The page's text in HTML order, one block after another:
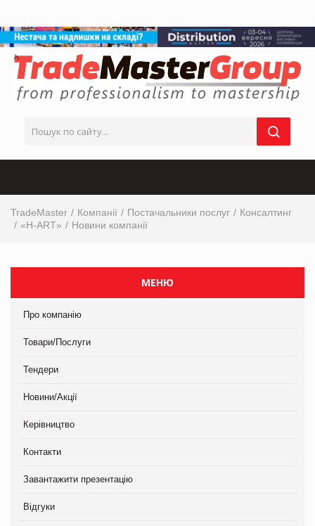
TradeMaster Компанії Постачальники послуг
Консалтинг
«H-ART»
Новини компанії
МЕНЮ
Про компанію
Товари/Послуги
Тендери
Новини/Акції
Керівництво
Контакти
Завантажити презентацію
Відгуки